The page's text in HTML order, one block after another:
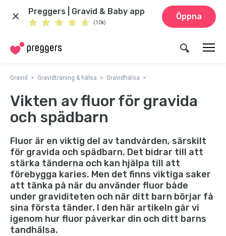
Preggers | Gravid & Baby app
(10k)
Öppna
Gravid Gravidträning & hälsa Gravidhälsa
Vikten av fluor för gravida
och spädbarn
Fluor är en viktig del av tandvården, särskilt
för gravida och spädbarn. Det bidrar till att
stärka tänderna och kan hjälpa till att
förebygga karies. Men det finns viktiga saker
att tänka på när du använder fluor både
under graviditeten och när ditt barn börjar få
sina första tänder. I den här artikeln går vi
igenom hur fluor påverkar din och ditt barns
tandhälsa.